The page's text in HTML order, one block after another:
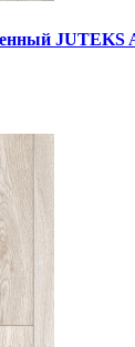
JUTEKS